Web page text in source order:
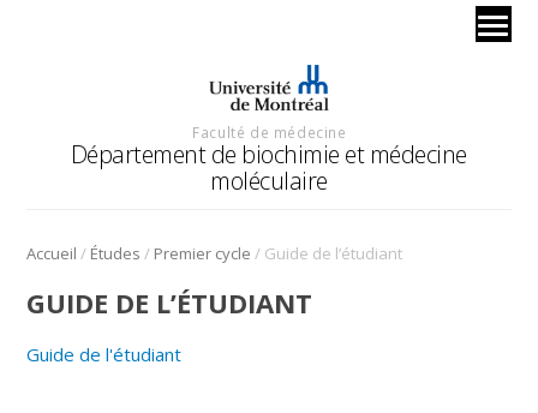
Faculté de médecine
Département de biochimie et médecine
moléculaire
Accueil / Études / Premier cycle / Guide de l’étudiant
GUIDE DE L’ÉTUDIANT
Guide de l'étudiant